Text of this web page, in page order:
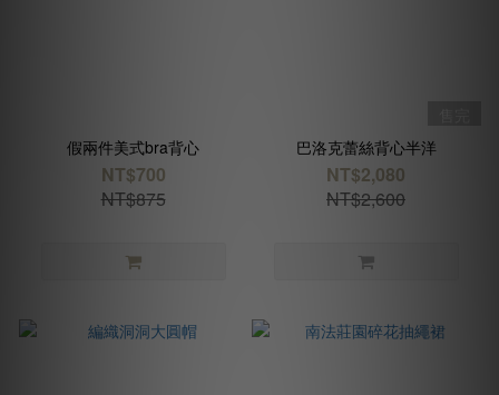
假兩件美式bra背心
NT$700
NT$875
巴洛克蕾絲背心半洋
NT$2,080
NT$2,600